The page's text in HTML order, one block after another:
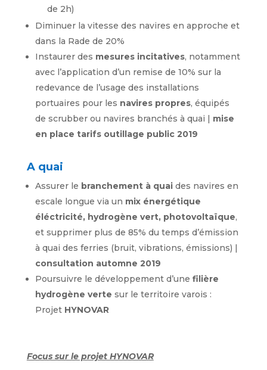
de 2h)
Diminuer la vitesse des navires en approche et
dans la Rade de 20%
Instaurer des mesures incitatives, notamment
avec l’application d’un remise de 10% sur la
redevance de l’usage des installations
portuaires pour les navires propres, équipés
de scrubber ou navires branchés à quai | mise
en place tarifs outillage public 2019
A quai
Assurer le branchement à quaides navires en
escale longue via un mix énergétique
éléctricité, hydrogène vert, photovoltaïque,
et supprimer plus de 85% du temps d’émission
à quai des ferries (bruit, vibrations, émissions) |
consultation automne 2019
Poursuivre le développement d’une filière
hydrogène verte sur le territoire varois :
Projet HYNOVAR
Focus sur le projet HYNOVAR